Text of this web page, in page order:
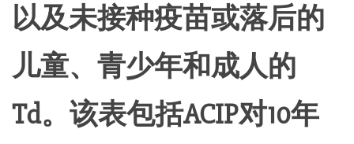
以及未接种疫苗或落后的
儿童、青少年和成人的
Td。该表包括ACIP对10年